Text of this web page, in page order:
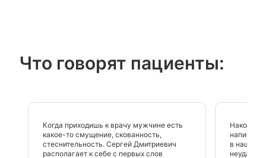
Что говорят пациенты:
Когда приходишь к врачу мужчине есть
какое-то смущение, скованность,
стеснительность. Сергей Дмитриевич
располагает к себе с первых слов
Наконец
написать
в нашей